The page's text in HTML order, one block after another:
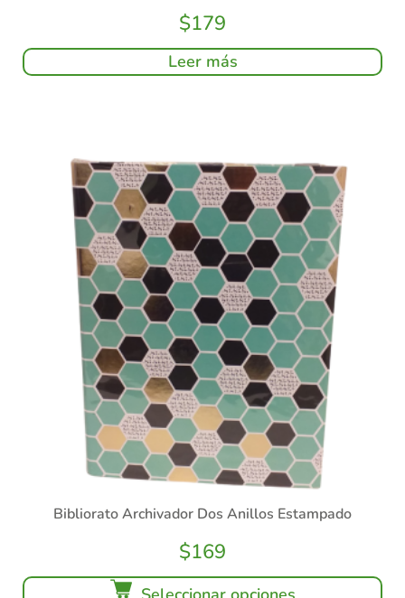
$179
Leer más
Bibliorato Archivador Dos Anillos Estampado
$169